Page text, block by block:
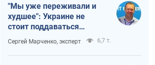
"Мы уже переживали и
худшее": Украине не
стоит поддаваться
отчаянию из-за
ракетного террора
Сергей Марченко, эксперт 6,7 т.